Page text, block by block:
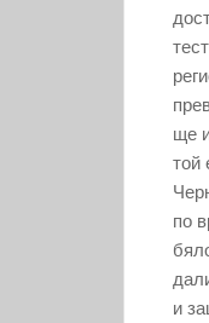
ще
той
по
и